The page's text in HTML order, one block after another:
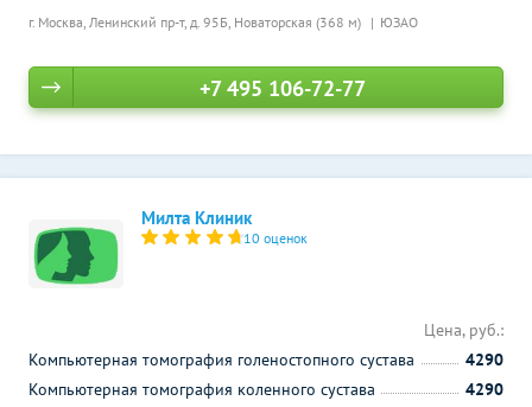
г. Москва, Ленинский пр-т, д. 95Б, Новаторская (368 м) ЮЗАО
+7 495 106-72-77
Милта Клиник
10 оценок
Цена, руб.:
Компьютерная томография голеностопного сустава
4290
Компьютерная томография коленного сустава
4290